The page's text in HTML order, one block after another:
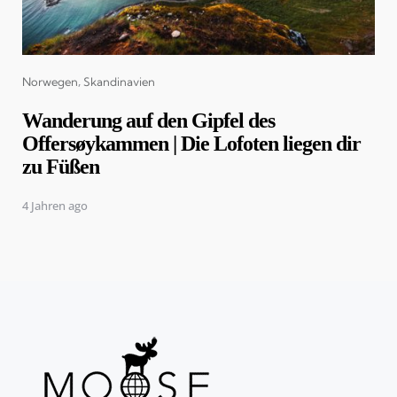
Categories
Norwegen Skandinavien
Wanderung auf den Gipfel des
Offersøykammen | Die Lofoten liegen dir
zu Füßen
4 Jahren ago